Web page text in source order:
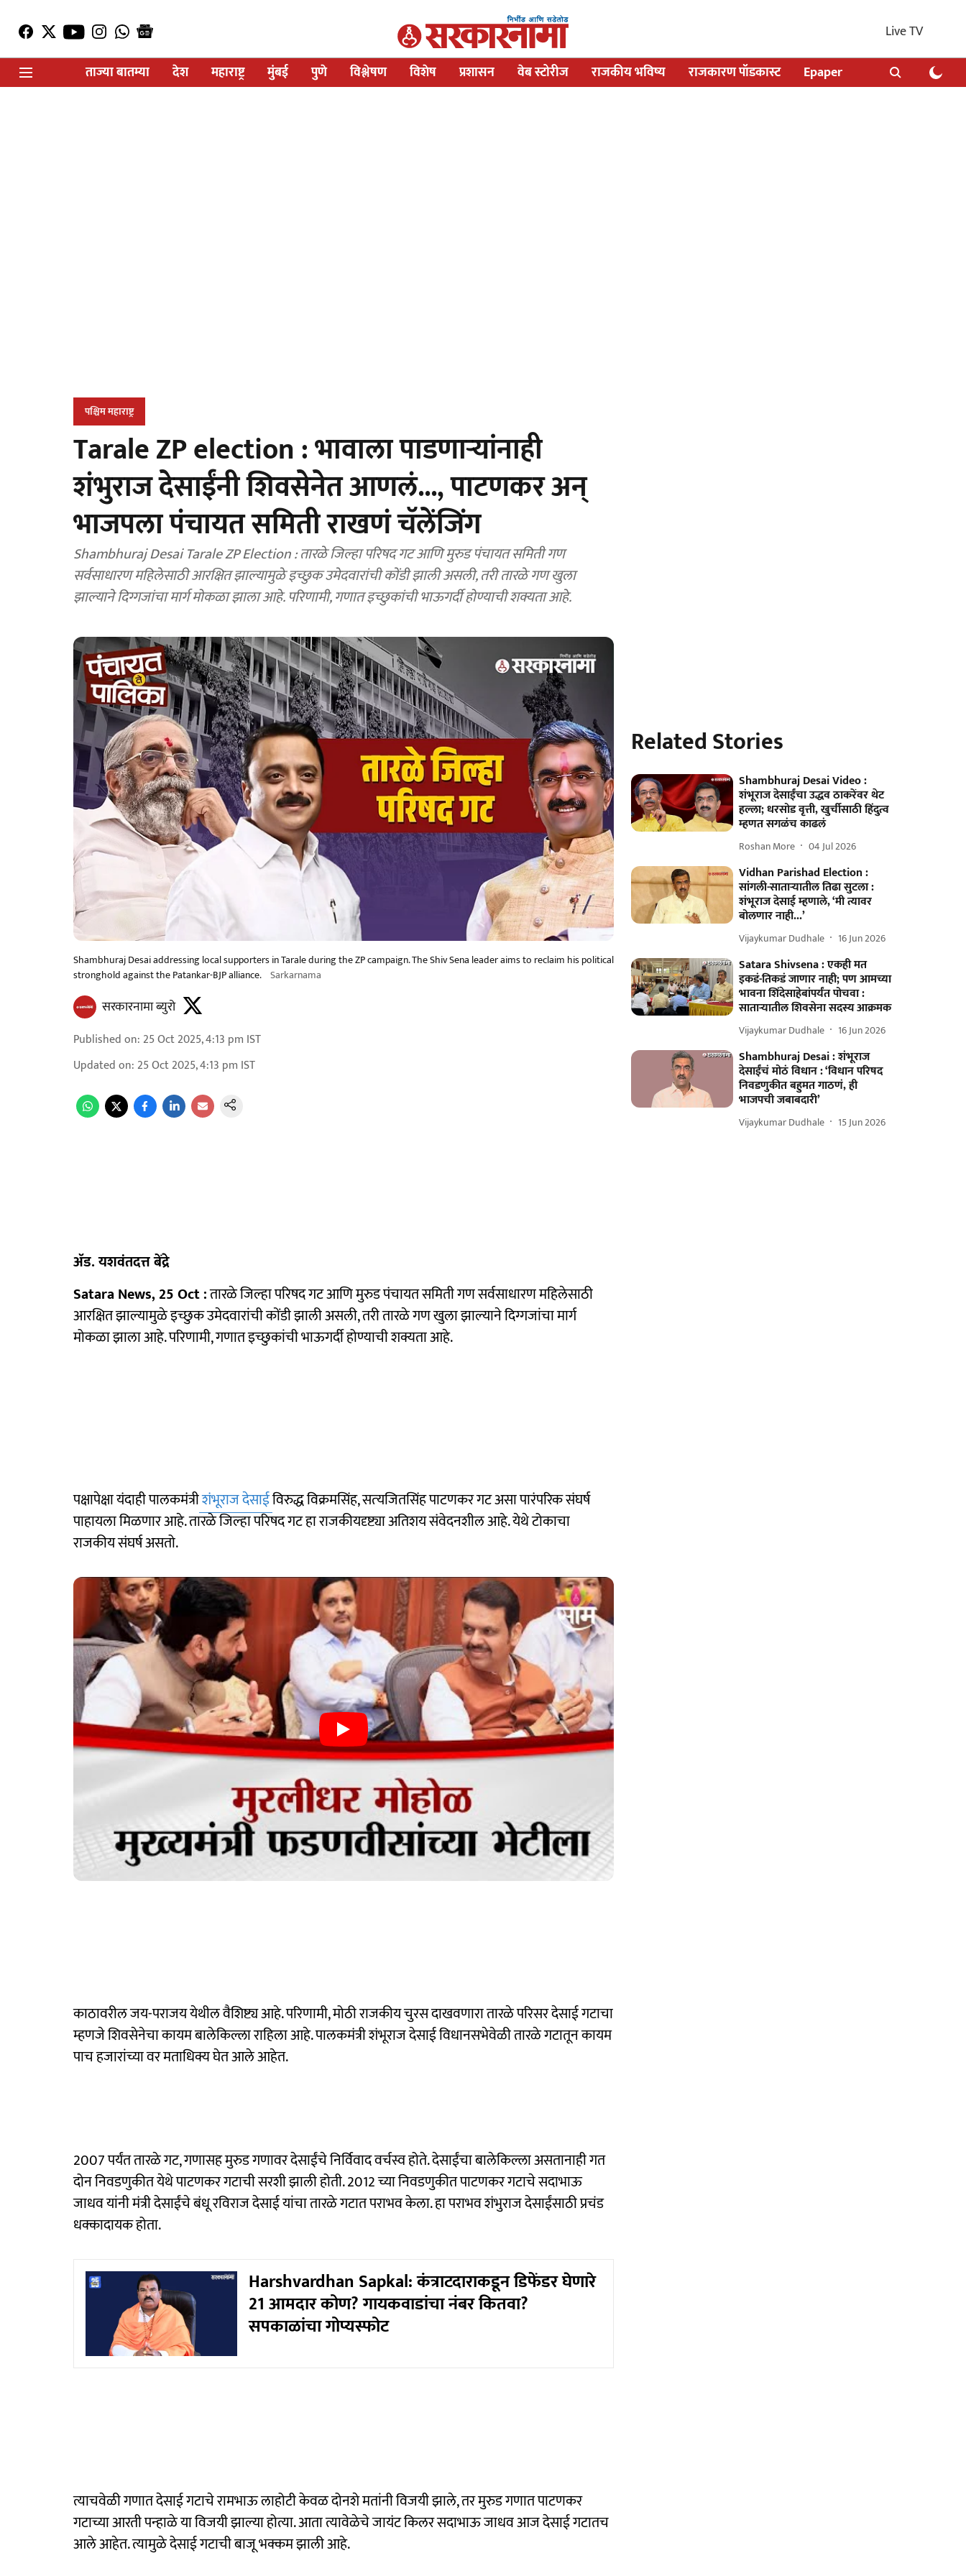
Live TV
ताज्या बातम्या
देश महाराष्ट्र मुंबई पुणे विश्लेषण विशेष प्रशासन वेब स्टोरीज राजकीय भविष्य राजकारण पॉडकास्ट Epaper
पश्चिम महाराष्ट्र
Tarale ZP election : भावाला पाडणाऱ्यांनाही
शंभुराज देसाईंनी शिवसेनेत आणलं..., पाटणकर अन्
भाजपला पंचायत समिती राखणं चॅलेंजिंग
Shambhuraj Desai Tarale ZP Election : तारळे जिल्हा परिषद गट आणि मुरुड पंचायत समिती गण
सर्वसाधारण महिलेसाठी आरक्षित झाल्यामुळे इच्छुक उमेदवारांची कोंडी झाली असली, तरी तारळे गण खुला
झाल्याने दिग्गजांचा मार्ग मोकळा झाला आहे. परिणामी, गणात इच्छुकांची भाऊगर्दी होण्याची शक्यता आहे.
Shambhuraj Desai addressing local supporters in Tarale during the ZP campaign. The Shiv Sena leader aims to reclaim his political
stronghold against the Patankar-BJP alliance. Sarkarnama
सरकारनामा ब्युरो
Published on: 25 Oct 2025, 4:13 pm IST
Updated on: 25 Oct 2025, 4:13 pm IST
ॲड. यशवंतदत्त बेंद्रे
Satara News, 25 Oct :तारळे जिल्हा परिषद गट आणि मुरुड पंचायत समिती गण सर्वसाधारण महिलेसाठी
आरक्षित झाल्यामुळे इच्छुक उमेदवारांची कोंडी झाली असली, तरी तारळे गण खुला झाल्याने दिग्गजांचा मार्ग
मोकळा झाला आहे. परिणामी, गणात इच्छुकांची भाऊगर्दी होण्याची शक्यता आहे.
पक्षापेक्षा यंदाही पालकमंत्रीशंभूराज देसाईविरुद्ध विक्रमसिंह, सत्‍यजितसिंह पाटणकर गट असा पारंपरिक संघर्ष
पाहायला मिळणार आहे. तारळे जिल्हा परिषद गट हा राजकीयदृष्ट्या अतिशय संवेदनशील आहे. येथे टोकाचा
राजकीय संघर्ष असतो.
काठावरील जय-पराजय येथील वैशिष्ट्य आहे. परिणामी, मोठी राजकीय चुरस दाखवणारा तारळे परिसर देसाई गटाचा
म्हणजे शिवसेनेचा कायम बालेकिल्ला राहिला आहे. पालकमंत्री शंभूराज देसाई विधानसभेवेळी तारळे गटातून कायम
पाच हजारांच्या वर मताधिक्य घेत आले आहेत.
2007 पर्यंत तारळे गट, गणासह मुरुड गणावर देसाईंचे निर्विवाद वर्चस्व होते. देसाईंचा बालेकिल्ला असतानाही गत
दोन निवडणुकीत येथे पाटणकर गटाची सरशी झाली होती. 2012 च्या निवडणुकीत पाटणकर गटाचे सदाभाऊ
जाधव यांनी मंत्री देसाईंचे बंधू रविराज देसाई यांचा तारळे गटात पराभव केला. हा पराभव शंभुराज देसाईंसाठी प्रचंड
धक्कादायक होता.
Harshvardhan Sapkal: कंत्राटदाराकडून डिफेंडर घेणारे
21 आमदार कोण? गायकवाडांचा नंबर कितवा?
सपकाळांचा गोप्यस्फोट
त्याचवेळी गणात देसाई गटाचे रामभाऊ लाहोटी केवळ दोनशे मतांनी विजयी झाले, तर मुरुड गणात पाटणकर
गटाच्या आरती पन्‍हाळे या विजयी झाल्या होत्या. आता त्यावेळेचे जायंट किलर सदाभाऊ जाधव आज देसाई गटातच
आले आहेत. त्यामुळे देसाई गटाची बाजू भक्कम झाली आहे.
Related Stories
Shambhuraj Desai Video :
शंभूराज देसाईंचा उद्धव ठाकरेंवर थेट
हल्ला; धरसोड वृत्ती, खुर्चीसाठी हिंदुत्व
म्हणत सगळंच काढलं
Roshan More 04 Jul 2026
Vidhan Parishad Election :
सांगली-साताऱ्यातील तिढा सुटला :
शंभूराज देसाई म्हणाले, ‘मी त्यावर
बोलणार नाही...’
Vijaykumar Dudhale 16 Jun 2026
Satara Shivsena : एकही मत
इकडं-तिकडं जाणार नाही; पण आमच्या
भावना शिंदेसाहेबांपर्यंत पोचवा :
साताऱ्यातील शिवसेना सदस्य आक्रमक
Vijaykumar Dudhale 16 Jun 2026
Shambhuraj Desai : शंभूराज
देसाईंचं मोठं विधान : ‘विधान परिषद
निवडणुकीत बहुमत गाठणं, ही
भाजपची जबाबदारी’
Vijaykumar Dudhale 15 Jun 2026